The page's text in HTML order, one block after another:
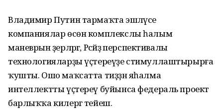
Владимир Путин тармаҡта эшләүсе
компаниялар өсөн комплекслы һалым
маневрын әҙерләргә, Рәсәйҙә перспективалы
технологияларҙы үҫтереүҙе стимуллаштырырға
ҡушты. Ошо маҡсатта тиҙҙән яһалма
интеллектты үҫтереү буйынса федераль проект
барлыҡҡа килергә тейеш.